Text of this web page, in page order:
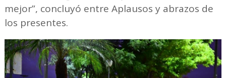
mejor”, concluyó entre Aplausos y abrazos de
los presentes.